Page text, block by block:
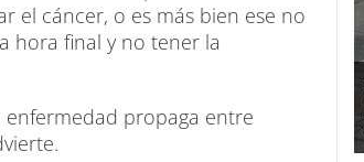
el cáncer, o es más bien ese no
hora final y no tener la
propaga entre